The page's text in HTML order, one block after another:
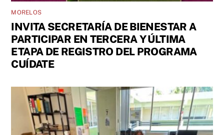
MORELOS
INVITA SECRETARÍA DE BIENESTAR A
PARTICIPAR EN TERCERA Y ÚLTIMA
ETAPA DE REGISTRO DEL PROGRAMA
CUÍDATE